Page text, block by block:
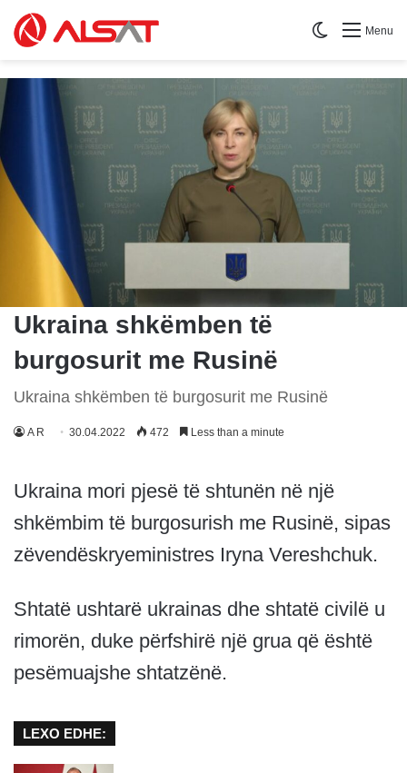
Menu
Switch skin
Ukraina shkëmben të
burgosurit me Rusinë
Ukraina shkëmben të burgosurit me Rusinë
A R 30.04.2022 472 Less than a minute
Ukraina mori pjesë të shtunën në një
shkëmbim të burgosurish me Rusinë, sipas
zëvendëskryeministres Iryna Vereshchuk.
Shtatë ushtarë ukrainas dhe shtatë civilë u
rimorën, duke përfshirë një grua që është
pesëmuajshe shtatzënë.
LEXO EDHE: